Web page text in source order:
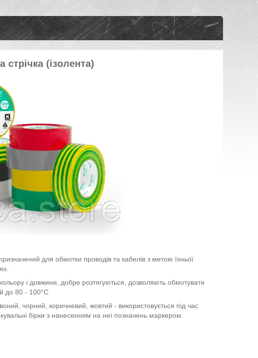
стрічка (ізолента)
для обмотки проводів та кабелів з метою їхньої
і довжини, добре розтягуються, дозволяють обмотувати
до 80 - 100°C
чорний, коричневий, жовтий - використовується під час
бірки з нанесенням на неї позначень маркером.